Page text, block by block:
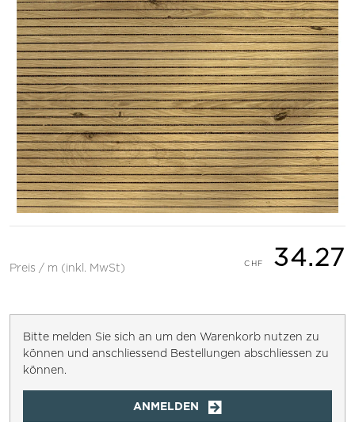
Preis / m (inkl. MwSt) 34.27
Bitte melden Sie sich an um den Warenkorb nutzen zu
können und anschliessend Bestellungen abschliessen zu
können.
ANMELDEN